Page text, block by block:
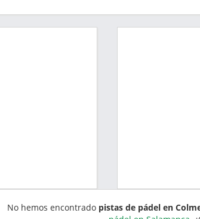
No hemos encontrado pistas de pádel en